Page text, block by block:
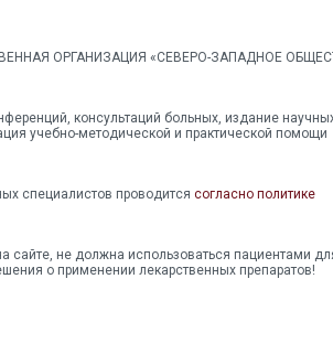
ОРГАНИЗАЦИЯ «СЕВЕРО-ЗАПАДНОЕ
консультаций больных, издание
учебно-методической и практической помощи
специалистов проводится согласно политике
не должна использоваться пациентами
о применении лекарственных препаратов!